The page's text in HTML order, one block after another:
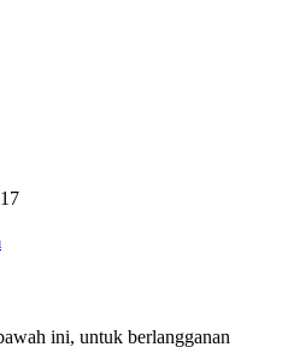
ini, untuk berlangganan